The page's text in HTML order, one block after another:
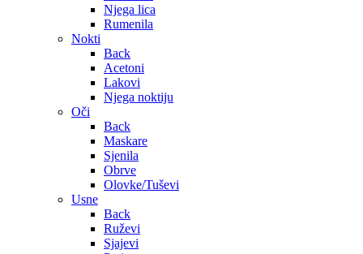
Njega lica
Rumenila
Nokti
Back
Acetoni
Lakovi
Njega noktiju
Oči
Back
Maskare
Sjenila
Obrve
Olovke/Tuševi
Usne
Back
Ruževi
Sjajevi